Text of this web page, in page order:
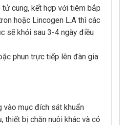
cung, kết hợp với tiêm bắp
hoặc Lincogen L.A thì các
sẽ khỏi sau 3-4 ngày điều
phun trực tiếp lên đàn gia
vào mục đích sát khuẩn
thiết bị chăn nuôi khác và có